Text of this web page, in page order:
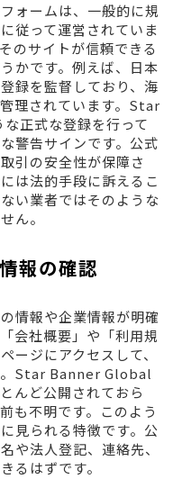
ォームは、一般的に規
従って運営されていま
のサイトが信頼できる
かです。例えば、日本
録を監督しており、海
理されています。Star
正式な登録を行って
警告サインです。公式
引の安全性が保障さ
は法的手段に訴えるこ
い業者ではそのような
ん。
報の確認
情報や企業情報が明確
会社概要」や「利用規
ージにアクセスして、
。Star Banner Global
んど公開されておら
も不明です。このよう
見られる特徴です。公
や法人登記、連絡先、
るはずです。